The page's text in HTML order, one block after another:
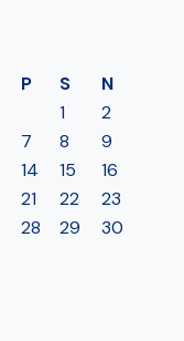
P S
N
1
2
7 8
9
14 15
16
21 22
23
28 29
30